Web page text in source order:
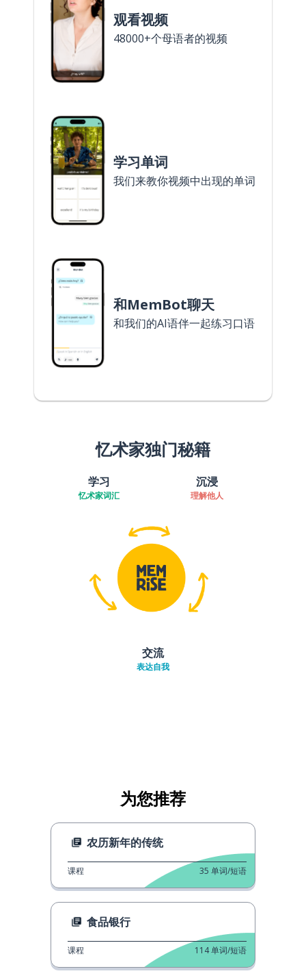
观看视频
48000+个母语者的视频
学习单词
我们来教你视频中出现的单词
和MemBot聊天
和我们的AI语伴一起练习口语
忆术家独门秘籍
学习
忆术家词汇
沉浸
理解他人
交流
表达自我
为您推荐
农历新年的传统
课程 35 单词/短语
食品银行
课程 114单词/短语